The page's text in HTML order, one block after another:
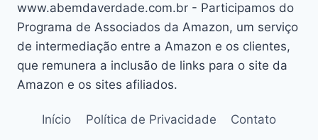
DA
VISCARI,
FUNCIONA
MESMO?
HOTMART
É
www.abemdaverdade.com.br - Participamos do
Programa de Associados da Amazon, um serviço
de intermediação entre a Amazon e os clientes,
que remunera a inclusão de links para o site da
Amazon e os sites afiliados.
Início Política de Privacidade
Contato